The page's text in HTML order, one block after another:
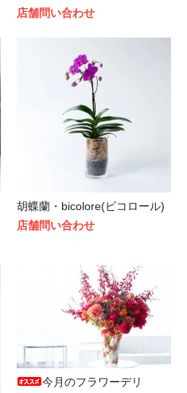
店舗問い合わせ
胡蝶蘭・bicolore(ビコロール)
店舗問い合わせ
今月のフラワーデリ